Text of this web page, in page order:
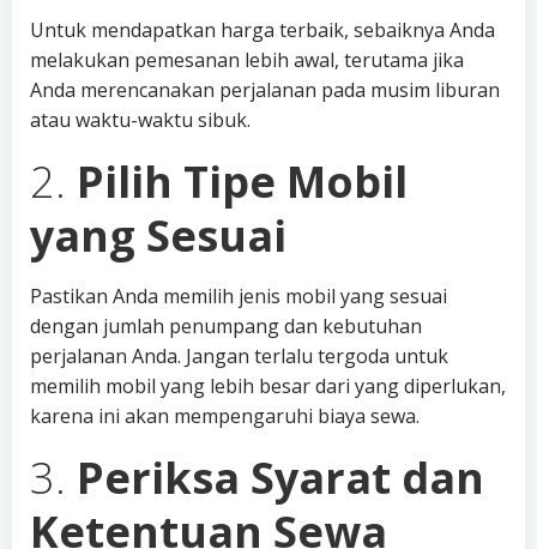
Untuk mendapatkan harga terbaik, sebaiknya Anda
melakukan pemesanan lebih awal, terutama jika
Anda merencanakan perjalanan pada musim liburan
atau waktu-waktu sibuk.
2. Pilih Tipe Mobil
yang Sesuai
Pastikan Anda memilih jenis mobil yang sesuai
dengan jumlah penumpang dan kebutuhan
perjalanan Anda. Jangan terlalu tergoda untuk
memilih mobil yang lebih besar dari yang diperlukan,
karena ini akan mempengaruhi biaya sewa.
3. Periksa Syarat dan
Ketentuan Sewa